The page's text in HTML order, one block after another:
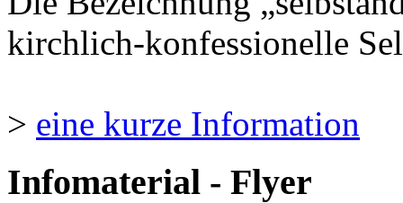
kirchlich-konfessionelle
> eine kurze Information
Infomaterial - Flyer